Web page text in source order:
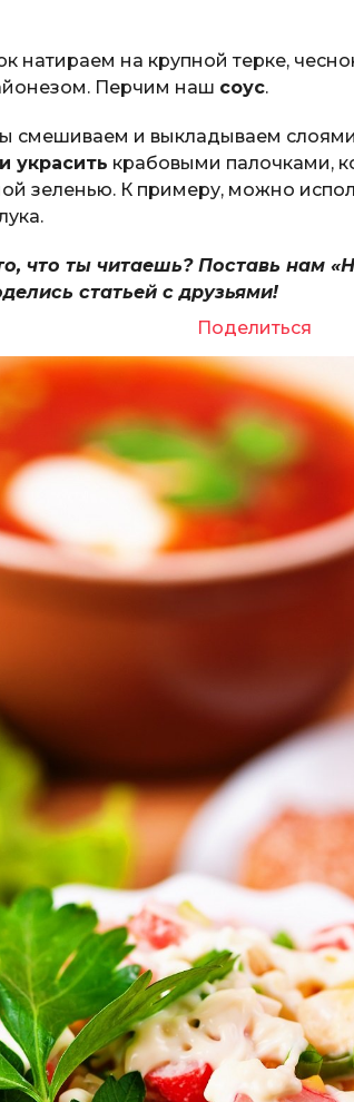
натираем на крупной терке,
Перчим наш соус.
смешиваем и выкладываем
украсить крабовыми палочками,
зеленью. К примеру, можно
что ты читаешь? Поставь нам
статьей с друзьями!
Поделиться